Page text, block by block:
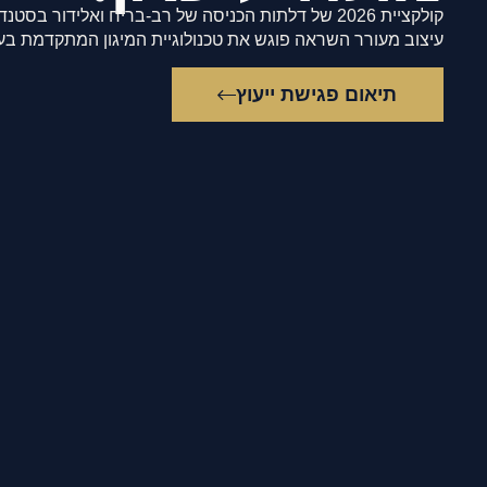
קולקציית 2026 של דלתות הכניסה של רב-בריח ואלידור בסטנדרט הבוטיק הגבוה בישראל.
עיצוב מעורר השראה פוגש את טכנולוגיית המיגון המתקדמת
תיאום פגישת ייעוץ